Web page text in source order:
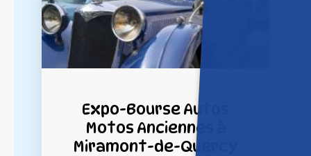
Expo-Bourse Autos
Motos Anciennes à
Miramont-de-Quercy